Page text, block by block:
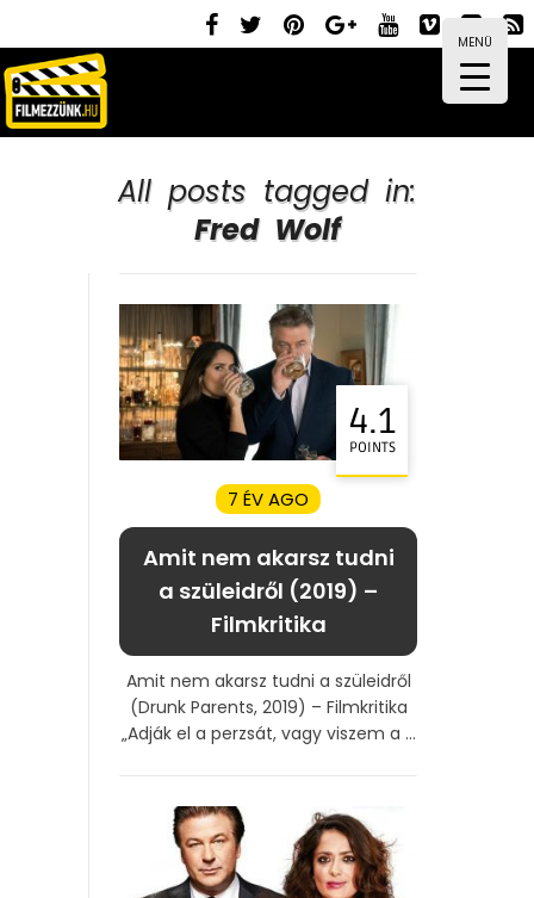
MENÜ
All posts tagged in:
Fred Wolf
4.1
POINTS
7 ÉV AGO
Amit nem akarsz tudni
a szüleidről (2019) –
Filmkritika
Amit nem akarsz tudni a szüleidről
(Drunk Parents, 2019) – Filmkritika
„Adják el a perzsát, vagy viszem a ...